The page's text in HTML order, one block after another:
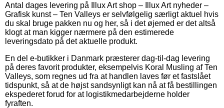
Antal dages levering på Illux Art shop – Illux Art nyheder –
Grafisk kunst – Ten Valleys er selvfølgelig særligt aktuel hvis
du skal bruge pakken nu og her, så i det øjemed er det altså
klogt at man kigger nærmere på den estimerede
leveringsdato på det aktuelle produkt.
En del e-butikker i Danmark præsterer dag-til-dag levering
på deres favorit produkter, eksempelvis Koral Musling af Ten
Valleys, som regnes ud fra at handlen laves før et fastslået
tidspunkt, så at de højst sandsynligt kan nå at få bestillingen
ekspederet forud for at logistikmedarbejderne holder
fyraften.